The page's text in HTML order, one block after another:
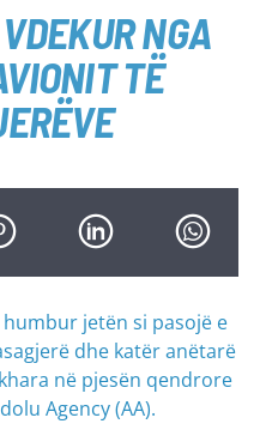
NGA
TË
jetën si pasojë e
dhe katër anëtarë
në pjesën qendrore
Agency (AA).